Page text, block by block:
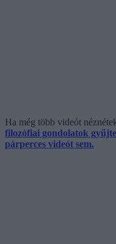
Ha még több videót
filozófiai gondolatok
párperces videót sem.